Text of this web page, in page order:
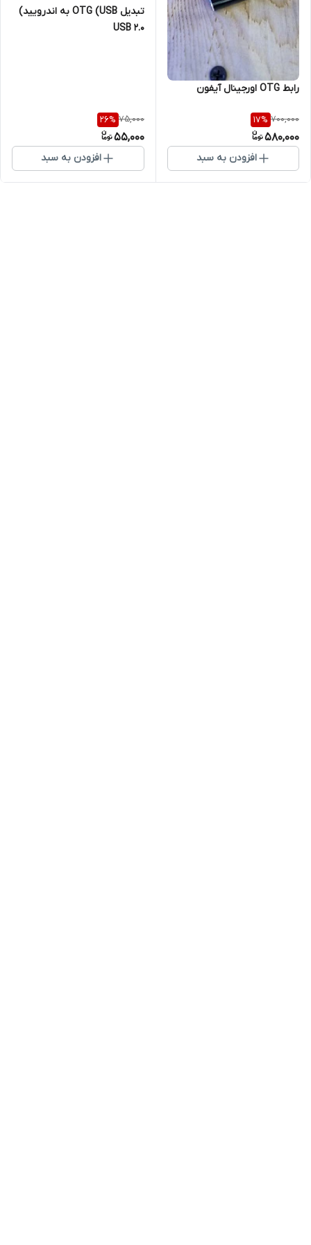
رابط OTG اورجینال آیفون
700,000
17%
580,000
افزودن به سبد
تبدیل OTG (USB به اندرویید)
USB 2.0
75,000
26%
55,000
افزودن به سبد